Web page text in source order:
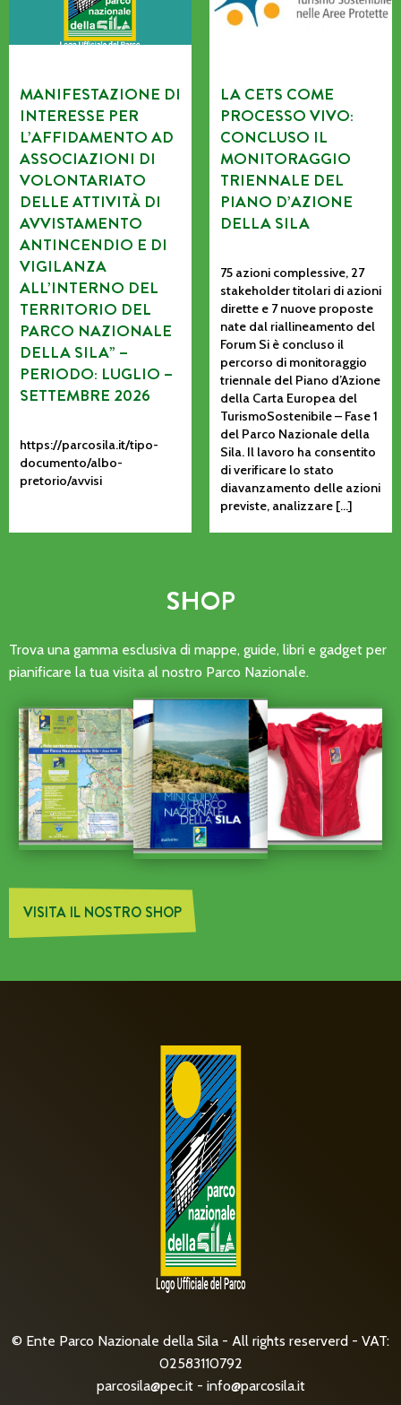
MANIFESTAZIONE DI
INTERESSE PER
L’AFFIDAMENTO AD
ASSOCIAZIONI DI
VOLONTARIATO
DELLE ATTIVITÀ DI
AVVISTAMENTO
ANTINCENDIO E DI
VIGILANZA
ALL’INTERNO DEL
TERRITORIO DEL
PARCO NAZIONALE
DELLA SILA” –
PERIODO: LUGLIO –
SETTEMBRE 2026
https://parcosila.it/tipo-
documento/albo-
pretorio/avvisi
LA CETS COME
PROCESSO VIVO:
CONCLUSO IL
MONITORAGGIO
TRIENNALE DEL
PIANO D’AZIONE
DELLA SILA
75 azioni complessive, 27
stakeholder titolari di azioni
dirette e 7 nuove proposte
nate dal riallineamento del
Forum Si è concluso il
percorso di monitoraggio
triennale del Piano d’Azione
della Carta Europea del
TurismoSostenibile – Fase 1
del Parco Nazionale della
Sila. Il lavoro ha consentito
di verificare lo stato
diavanzamento delle azioni
previste, analizzare […]
SHOP
Trova una gamma esclusiva di mappe, guide, libri e gadget per
pianificare la tua visita al nostro Parco Nazionale.
VISITA IL NOSTRO SHOP
© Ente Parco Nazionale della Sila - All rights reserverd - VAT:
02583110792
parcosila@pec.it- info@parcosila.it